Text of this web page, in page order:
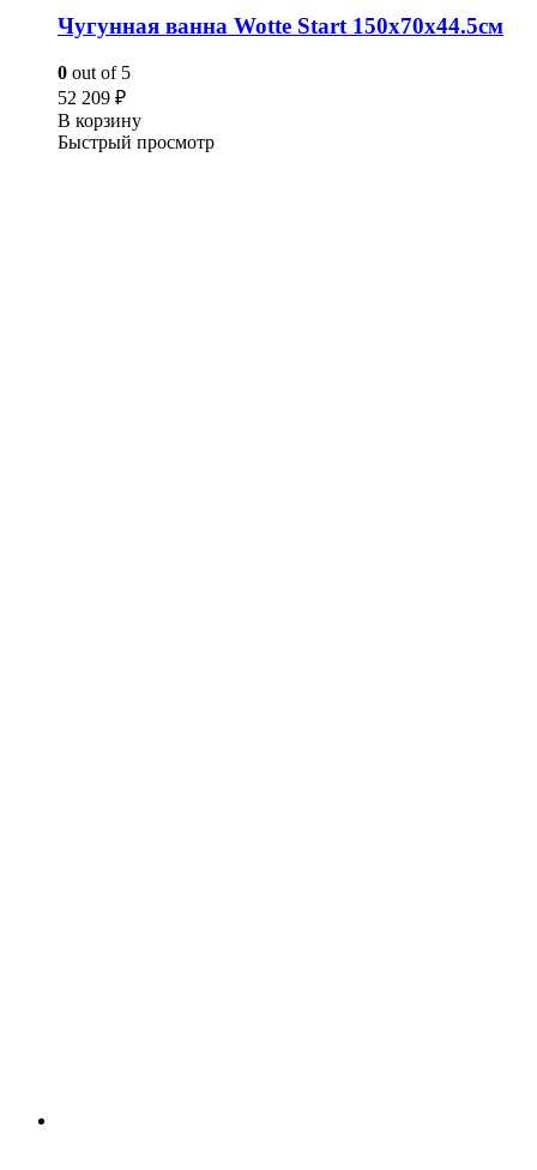
Чугунная ванна Wotte Start 150х70х44.5см
0 out of 5
52 209 ₽
В корзину
Быстрый просмотр